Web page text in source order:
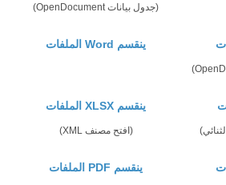
(جدول بيانات OpenDocument)
ينقسم Word الملفات
ينقسم XLSX الملفات
(افتح مصنف XML)
ينقسم PDF الملفات